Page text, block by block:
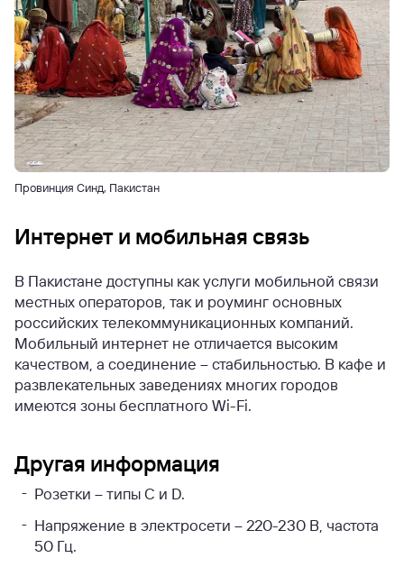
Провинция Синд, Пакистан
Интернет и мобильная связь
В Пакистане доступны как услуги мобильной связи
местных операторов, так и роуминг основных
российских телекоммуникационных компаний.
Мобильный интернет не отличается высоким
качеством, а соединение – стабильностью. В кафе и
развлекательных заведениях многих городов
имеются зоны бесплатного Wi-Fi.
Другая информация
Розетки – типы С и D.
Напряжение в электросети – 220-230 В, частота
50 Гц.